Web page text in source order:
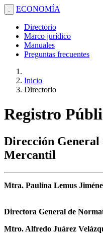
. ECONOMÍA
Directorio
Marco jurídico
Manuales
Preguntas frecuentes
Inicio
Directorio
Registro
Dirección
Mercantil
Mtra. Paulina Lemus
Directora General de
Mtro. Alfredo Juárez